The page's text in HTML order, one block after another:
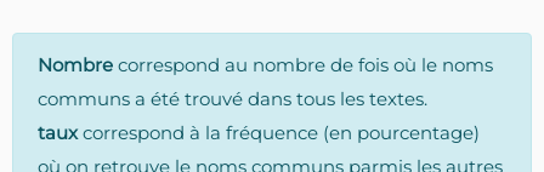
Nombre correspond au nombre de fois où le noms
communs a été trouvé dans tous les textes.
tauxcorrespond à la fréquence (en pourcentage)
où on retrouve le noms communs parmis les autres